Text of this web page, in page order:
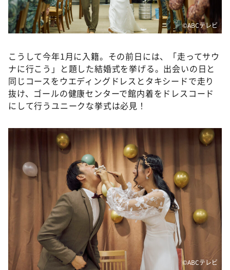
©️ABCテレビ
こうして今年1月に入籍。その前日には、「走ってサウ
ナに行こう」と題した結婚式を挙げる。出会いの日と
同じコースをウエディングドレスとタキシードで走り
抜け、ゴールの健康センターで館内着をドレスコード
にして行うユニークな挙式は必見！
©️ABCテレビ